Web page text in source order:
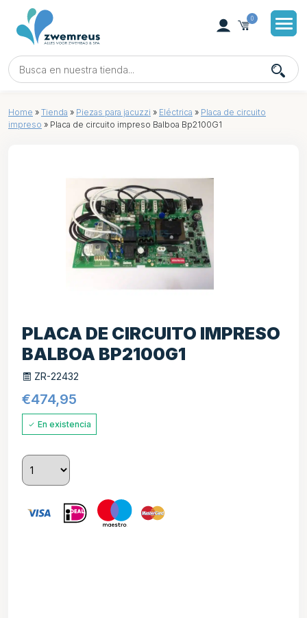
0
Home » Tienda » Piezas para jacuzzi » Eléctrica » Placa de circuito
impreso » Placa de circuito impreso Balboa Bp2100G1
PLACA DE CIRCUITO IMPRESO
BALBOA BP2100G1
ZR-22432
€474,95
En existencia